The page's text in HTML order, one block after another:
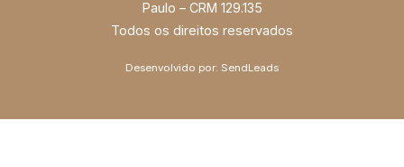
Paulo – CRM 129.135
Todos os direitos reservados
Desenvolvido por: SendLeads